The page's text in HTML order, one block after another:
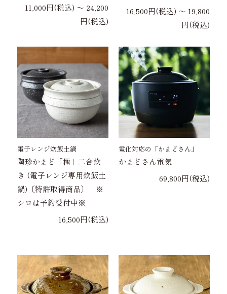
11,000円(税込) 〜 24,200
円(税込)
16,500円(税込) 〜 19,800
円(税込)
電子レンジ炊飯土鍋
陶珍かまど「極」二合炊
き (電子レンジ専用炊飯土
鍋)〔特許取得商品〕 ※
シロは予約受付中※
16,500円(税込)
電化対応の「かまどさん」
かまどさん電気
69,800円(税込)